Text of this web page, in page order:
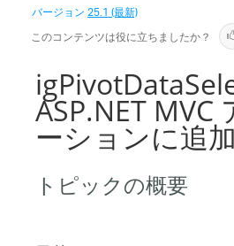
バージョン25.1 (最新)
このコンテンツは役に立ちましたか？
ASP.NET MVC
ーションに追加
トピックの概要